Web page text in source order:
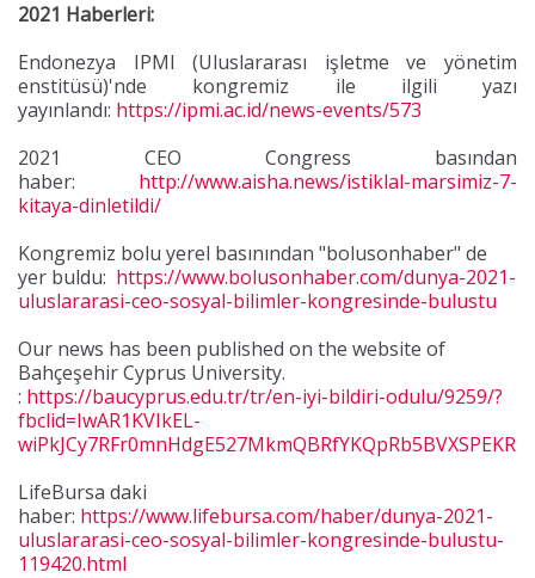
2021 Haberleri:
Endonezya IPMI (Uluslararası işletme ve yönetim
enstitüsü)'nde kongremiz ile ilgili yazı
yayınlandı: https://ipmi.ac.id/news-events/573
2021 CEO Congress basından
haber: http://www.aisha.news/istiklal-marsimiz-7-
kitaya-dinletildi/
Kongremiz bolu yerel basınından "bolusonhaber" de
yer buldu: https://www.bolusonhaber.com/dunya-2021-
uluslararasi-ceo-sosyal-bilimler-kongresinde-bulustu
Our news has been published on the website of
Bahçeşehir Cyprus University.
: https://baucyprus.edu.tr/tr/en-iyi-bildiri-odulu/9259/?
fbclid=IwAR1KVIkEL-
LifeBursa daki
haber: https://www.lifebursa.com/haber/dunya-2021-
uluslararasi-ceo-sosyal-bilimler-kongresinde-bulustu-
119420.html